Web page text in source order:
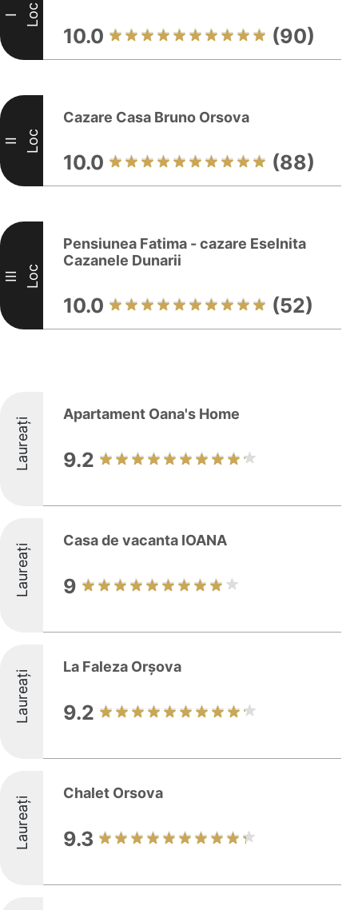
I Loc
10.0 (90)
II Loc
Cazare Casa Bruno Orsova
10.0 (88)
III Loc
Pensiunea Fatima - cazare Eselnita
Cazanele Dunarii
10.0 (52)
Laureați
Apartament Oana's Home
9.2
Laureați
Casa de vacanta IOANA
9
Laureați
La Faleza Orșova
9.2
Laureați
Chalet Orsova
9.3